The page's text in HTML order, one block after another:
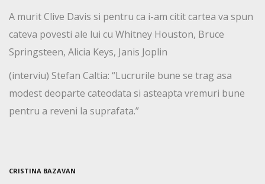
A murit Clive Davis si pentru ca i-am citit cartea va spun
cateva povesti ale lui cu Whitney Houston, Bruce
Springsteen, Alicia Keys, Janis Joplin
(interviu) Stefan Caltia: “Lucrurile bune se trag asa
modest deoparte cateodata si asteapta vremuri bune
pentru a reveni la suprafata.”
CRISTINA BAZAVAN